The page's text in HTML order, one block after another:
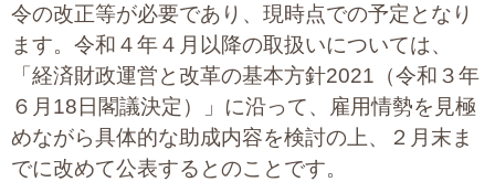
令の改正等が必要であり、現時点での予定となり
ます。令和４年４月以降の取扱いについては、
「経済財政運営と改革の基本方針2021（令和３年
６月18日閣議決定）」に沿って、雇用情勢を見極
めながら具体的な助成内容を検討の上、２月末ま
でに改めて公表するとのことです。
採用情報・パートナー募集
新着情報
お問い合わせ
プライバシーポリシー